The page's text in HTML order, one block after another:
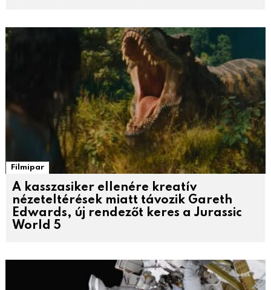
Filmipar
A kasszasiker ellenére kreatív
nézeteltérések miatt távozik Gareth
Edwards, új rendezőt keres a Jurassic
World 5